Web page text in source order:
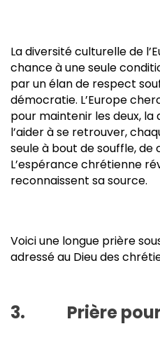
La diversité culturelle de
chance à une seule
par un élan de respect
démocratie. L’Europe
pour maintenir les deux, la
l’aider à se retrouver,
seule à bout de souffle, de
L’espérance chrétienne
reconnaissent sa source.
Voici une longue prière
adressé au Dieu des
3. Prière pour